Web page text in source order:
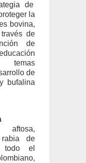
de
la
bovina,
de
de
temas
de
bufalina
aftosa,
de
todo el